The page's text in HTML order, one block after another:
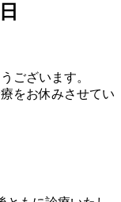
ございます。
をお休みさせてい